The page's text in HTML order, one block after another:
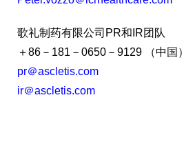
歌礼制药有限公司PR和IR团队
＋86－181－0650－9129 （中国）
pr＠ascletis.com
ir＠ascletis.com